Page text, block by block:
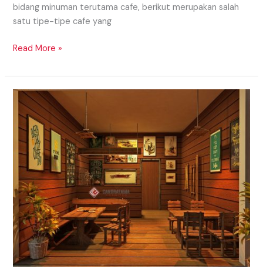
bidang minuman terutama cafe, berikut merupakan salah
satu tipe-tipe cafe yang
Read More »
Interior
Resto
Daerah
Majalengka
Yang
Menarik
Dan
Estetik